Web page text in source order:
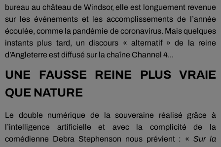
bureau au château de Windsor, elle est longuement revenue
sur les événements et les accomplissements de l’année
écoulée, comme la pandémie de coronavirus. Mais quelques
instants plus tard, un discours « alternatif » de la reine
d’Angleterre est diffusé sur la chaîne Channel 4...
UNE FAUSSE REINE PLUS VRAIE
QUE NATURE
Le double numérique de la souveraine réalisé grâce à
l’intelligence artificielle et avec la complicité de la
comédienne Debra Stephenson nous prévient : «Sur la